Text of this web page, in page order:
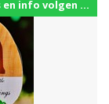
info volgen ...